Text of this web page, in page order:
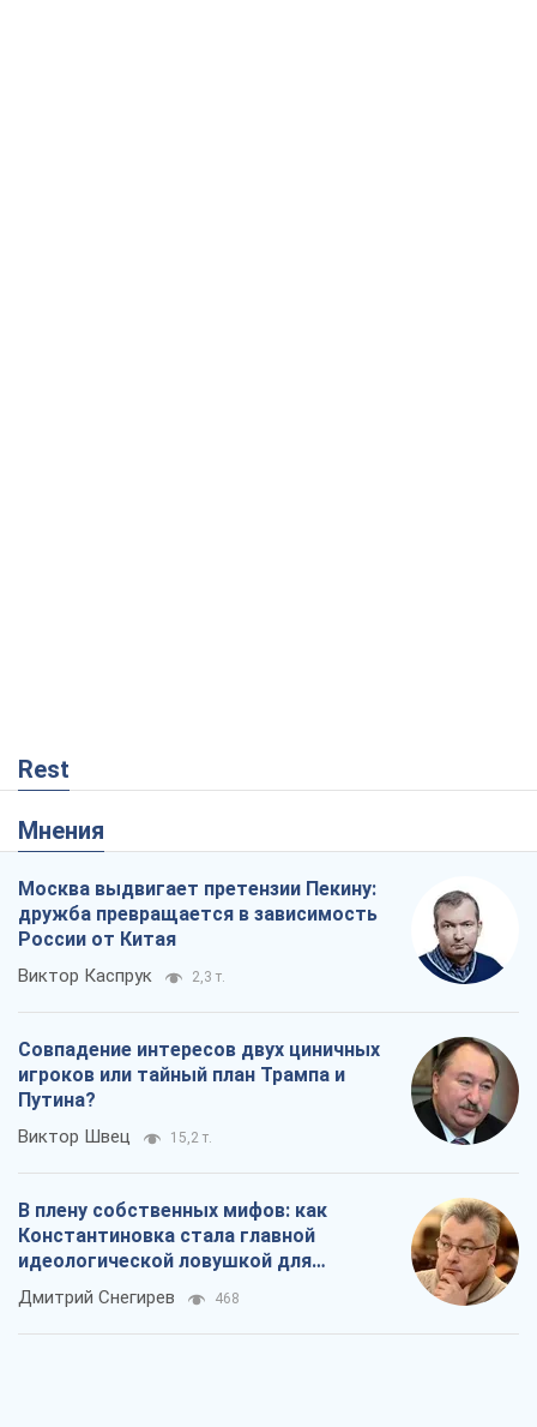
Rest
Мнения
Москва выдвигает претензии Пекину:
дружба превращается в зависимость
России от Китая
Виктор Каспрук 2,3 т.
Совпадение интересов двух циничных
игроков или тайный план Трампа и
Путина?
Виктор Швец 15,2 т.
В плену собственных мифов: как
Константиновка стала главной
идеологической ловушкой для
российских оккупантов
Дмитрий Снегирев 468